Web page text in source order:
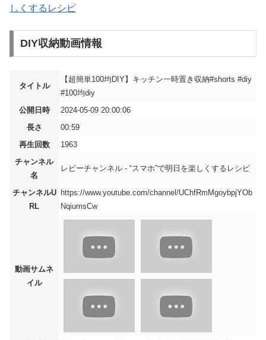
しくするレシピ
DIY収納動画情報
タイトル
【超簡単100均DIY】キッチン一時置き収納#shorts #diy
#100均diy
公開日時
2024-05-09 20:00:06
長さ
00:59
再生回数
1963
チャンネル
名
レピーチャンネル - “スマホ”で明日を楽しくするレシピ
チャンネルU
RL
https://www.youtube.com/channel/UChfRmMgoybpjYOb
NqiumsCw
動画サムネ
イル